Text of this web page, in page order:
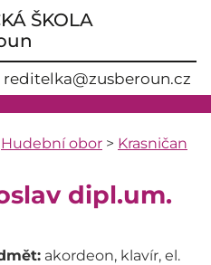
ŠKOLA
reditelka@zusberoun.cz
Hudební obor > Krasničan
dipl.um.
akordeon, klavír, el.